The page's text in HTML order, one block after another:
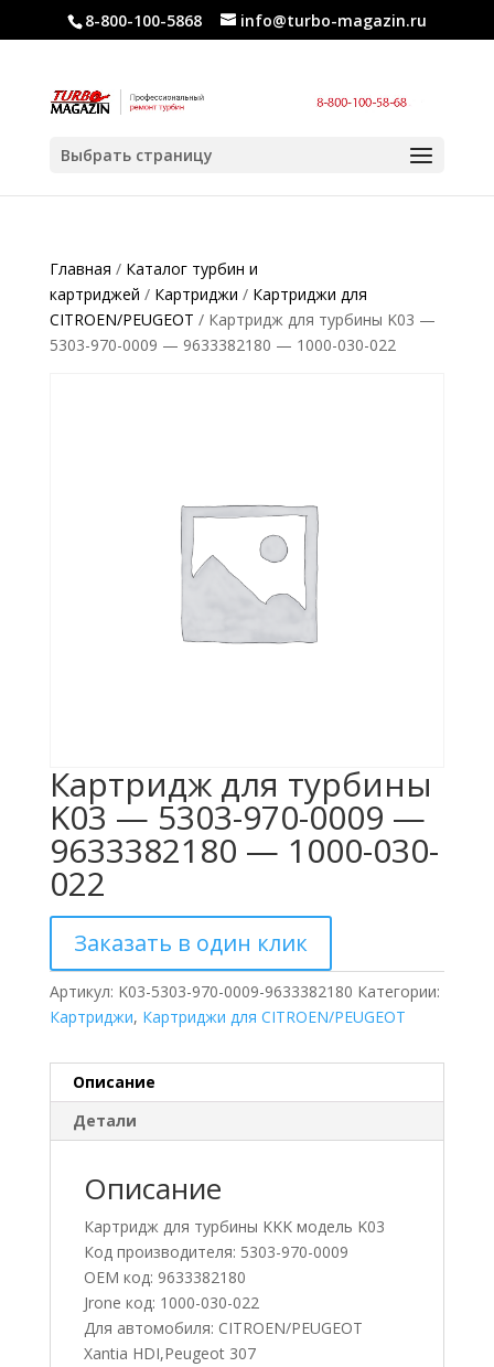
8-800-100-5868 info@turbo-magazin.ru
Выбрать страницу
Главная / Каталог турбин и
картриджей / Картриджи / Картриджи для
CITROEN/PEUGEOT / Картридж для турбины K03 —
5303-970-0009 — 9633382180 — 1000-030-022
Картридж для турбины
K03 — 5303-970-0009 —
9633382180 — 1000-030-
022
Заказать в один клик
Артикул: K03-5303-970-0009-9633382180 Категории:
Картриджи, Картриджи для CITROEN/PEUGEOT
Описание
Детали
Описание
Картридж для турбины KKK модель K03
Код производителя: 5303-970-0009
OEM код: 9633382180
Jrone код: 1000-030-022
Для автомобиля: CITROEN/PEUGEOT
Xantia HDI,Peugeot 307